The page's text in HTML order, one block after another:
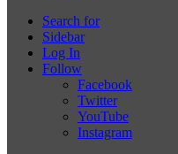
Search for
Sidebar
Log In
Follow
Facebook
Twitter
YouTube
Instagram